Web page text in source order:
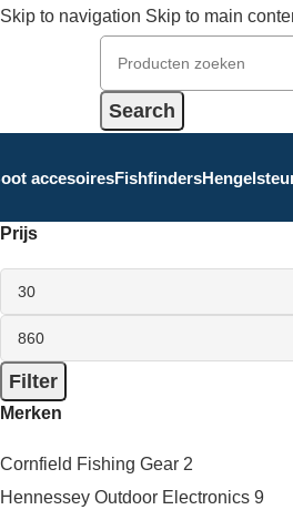
Skip to navigation Skip to main
Search
accesoiresFishfinders
Prijs
Filter
Merken
Cornfield Fishing Gear 2
Hennessey Outdoor Electronics 9